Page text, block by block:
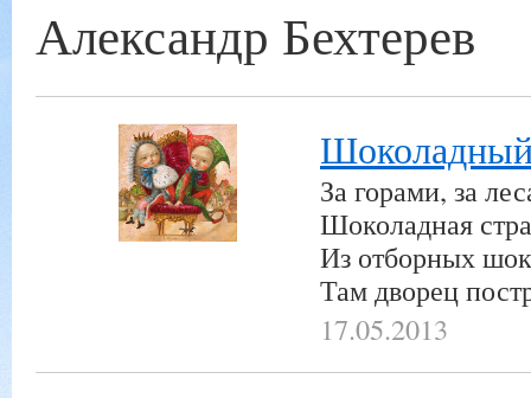
Александр Бехтерев
За горами, за
Шоколадная
Из отборных
Там дворец
17.05.2013